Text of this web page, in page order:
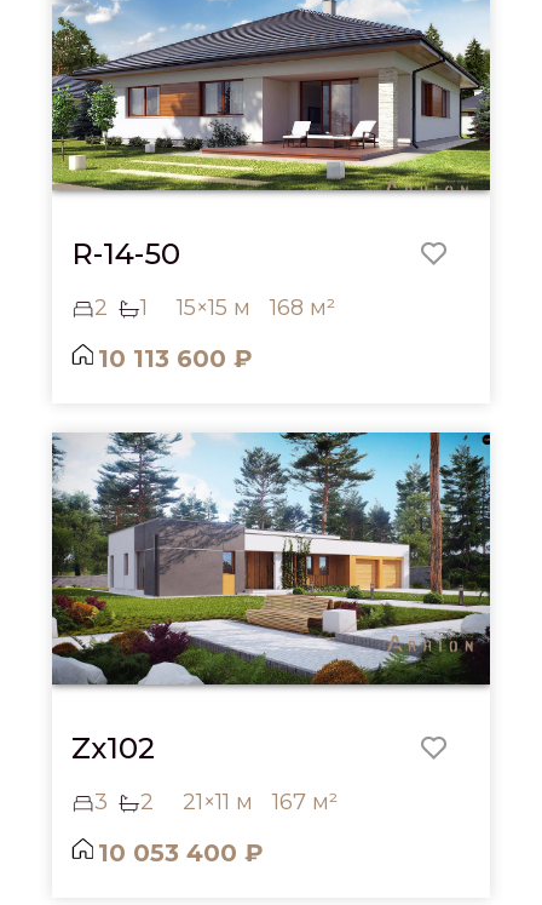
R-14-50
2 1 15×15 м 168 м²
10 113 600 ₽
Zx102
3 2 21×11 м 167 м²
10 053 400 ₽